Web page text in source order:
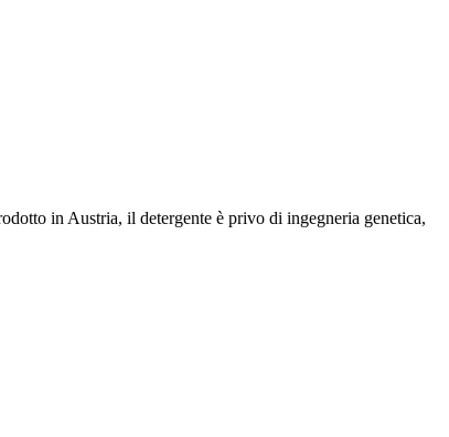
in Austria, il detergente è privo di ingegneria genetica,